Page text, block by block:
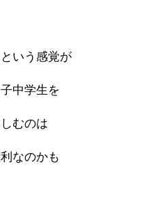
いう感覚が
中学生を
むのは
なのかも